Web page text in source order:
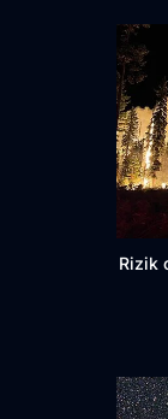
Rizik